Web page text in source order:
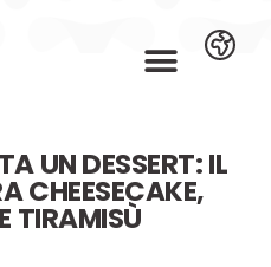
UN DESSERT: IL
CHEESECAKE,
TIRAMISÙ